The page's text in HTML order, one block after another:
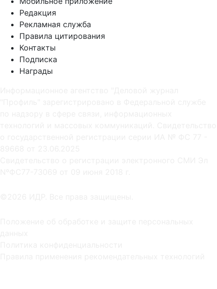
Редакция
Рекламная служба
Правила цитирования
Контакты
Подписка
Награды